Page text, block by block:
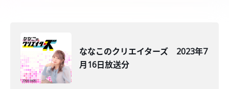
ななこのクリエイターズ 2023年7
月16日放送分